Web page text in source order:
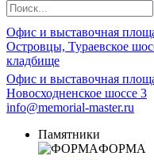
Офис и выставочная
Островцы, Тураевское
кладбище
Офис и выставочная
Новосходненское шоссе 3
info@memorial-master.ru
Памятники
ФОРМА